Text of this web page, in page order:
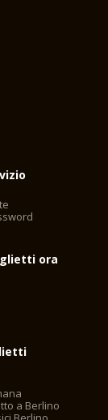
ora
a Berlino